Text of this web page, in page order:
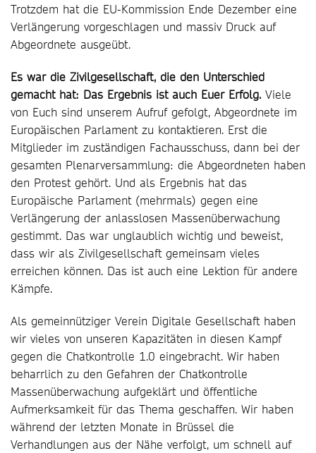
Trotzdem hat die EU-Kommission Ende Dezember eine
Verlängerung vorgeschlagen und massiv Druck auf
Abgeordnete ausgeübt.
Es war die Zivilgesellschaft, die den Unterschied
gemacht hat: Das Ergebnis ist auch Euer Erfolg. Viele
von Euch sind unserem Aufruf gefolgt, Abgeordnete im
Europäischen Parlament zu kontaktieren. Erst die
Mitglieder im zuständigen Fachausschuss, dann bei der
gesamten Plenarversammlung: die Abgeordneten haben
den Protest gehört. Und als Ergebnis hat das
Europäische Parlament (mehrmals) gegen eine
Verlängerung der anlasslosen Massenüberwachung
gestimmt. Das war unglaublich wichtig und beweist,
dass wir als Zivilgesellschaft gemeinsam vieles
erreichen können. Das ist auch eine Lektion für andere
Kämpfe.
Als gemeinnütziger Verein Digitale Gesellschaft haben
wir vieles von unseren Kapazitäten in diesen Kampf
gegen die Chatkontrolle 1.0 eingebracht. Wir haben
beharrlich zu den Gefahren der Chatkontrolle
Massenüberwachung aufgeklärt und öffentliche
Aufmerksamkeit für das Thema geschaffen. Wir haben
während der letzten Monate in Brüssel die
Verhandlungen aus der Nähe verfolgt, um schnell auf